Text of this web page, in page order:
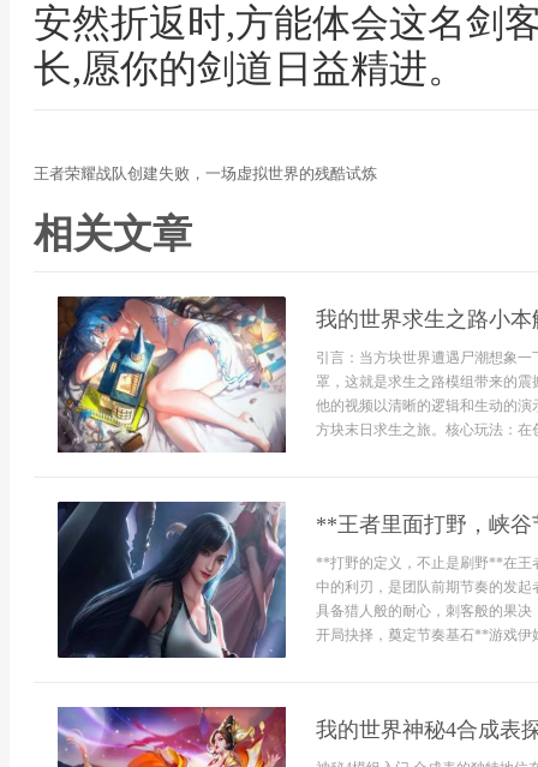
安然折返时,方能体会这名剑
长,愿你的剑道日益精进。
王者荣耀战队创建失败，一场虚拟世界的残酷试炼
相关文章
我的世界求生之路小
引言：当方块世界遭遇尸潮想象
罩，这就是求生之路模组带来的
他的视频以清晰的逻辑和生动的
方块末日求生之旅。核心玩法：
**王者里面打野，峡
**打野的定义，不止是刷野**在王
中的利刃，是团队前期节奏的发
具备猎人般的耐心，刺客般的果
开局抉择，奠定节奏基石**游戏伊
我的世界神秘4合成表